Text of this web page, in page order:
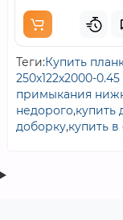
Теги:Купить
250х122х2000-
примыкания
недорого,купить
доборку,купить в